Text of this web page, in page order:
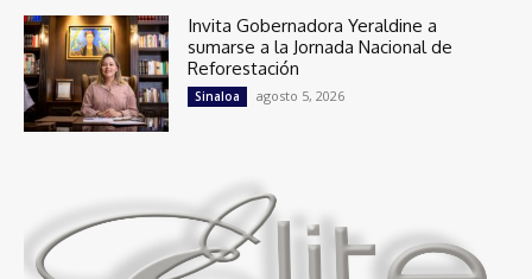
Invita Gobernadora Yeraldine a
sumarse a la Jornada Nacional de
Reforestación
Sinaloa agosto 5, 2026